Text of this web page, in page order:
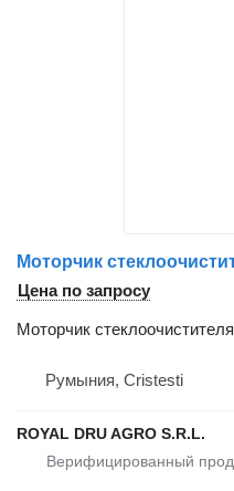
Цена по запросу
Моторчик стеклоочистителя
Румыния, Cristesti
ROYAL DRU AGRO S.R.L.